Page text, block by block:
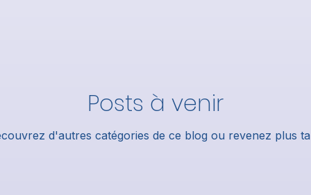
Posts à venir
d'autres catégories de ce blog ou revenez plus